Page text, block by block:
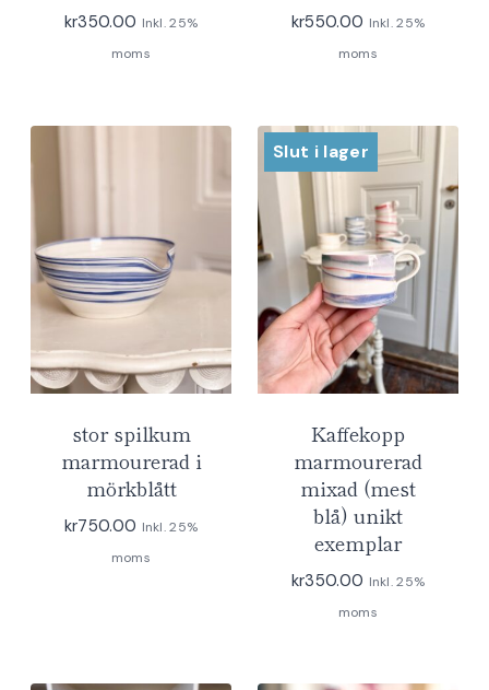
kr350.00 Inkl. 25%
moms
kr550.00 Inkl. 25%
moms
stor spilkum
marmourerad i
mörkblått
kr750.00 Inkl. 25%
moms
Slut i lager
Kaffekopp
marmourerad
mixad (mest
blå) unikt
exemplar
kr350.00 Inkl. 25%
moms